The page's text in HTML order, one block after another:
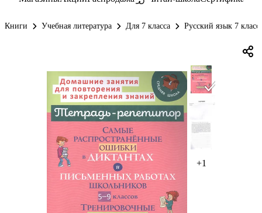
Книги Учебная литература Для 7 класса Русский язык 7 класс
+1